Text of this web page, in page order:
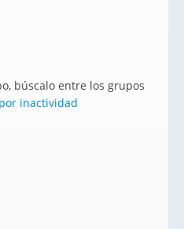
búscalo entre los grupos
inactividad